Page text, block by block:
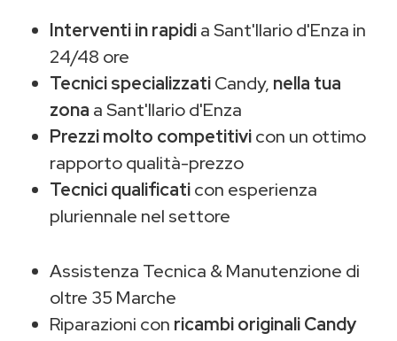
Interventi in rapidia Sant'Ilario d'Enza in
24/48 ore
Tecnici specializzatiCandy, nella tua
zona a Sant'Ilario d'Enza
Prezzi molto competitivicon un ottimo
rapporto qualità-prezzo
Tecnici qualificaticon esperienza
pluriennale nel settore
Assistenza Tecnica & Manutenzione di
oltre 35 Marche
Riparazioni con ricambi originali Candy